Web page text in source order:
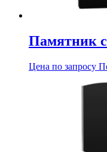
Памятник
Цена по запросу